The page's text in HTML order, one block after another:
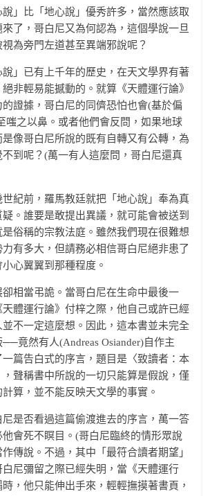
」比「地心說」優秀許多，當然應該取
了，哥白尼又為何認為，這個學說一旦
為旁門左道甚至異端邪說呢？
」已有上千年的歷史，在天文學界有著
非輕易能撼動的。就算《天體運行論》
證據，哥白尼的同儕恐怕也會(基於偏
嗤之以鼻。或者他們會反問，如果地球
像哥白尼所說的既有自轉又有公轉，為
到呢？(萬一有人這麼問，哥白尼還真
紀前，羅馬教廷就把「地心說」奉為真
。誰要是敢提出異議，就可能會被送到
俗稱的宗教法庭。雖然我們現在很難想
有多大，但請務必相信哥白尼絕非患了
心翼翼到那種程度。
相當弔詭。當哥白尼在生命中最後一
體運行論》付梓之際，他自己或許已經
不一定這麼想。因此，這本書並未完全
竟然有人(Andreas Osiander)自作主
篇告白式的序言，題目是〈致讀者：本
聲稱書中所說的一切只能算是假說，僅
算，並不能反映天文學的事實。
是否看過這篇偷渡進去的序言，萬一答
會死不瞑目。(哥白尼臨終的情形眾說
傳說。不過，其中「最符合讀者期望」
尼彌留之際已經失明，當《天體運行
，他只能伸出手來，輕輕撫摸著書頁，